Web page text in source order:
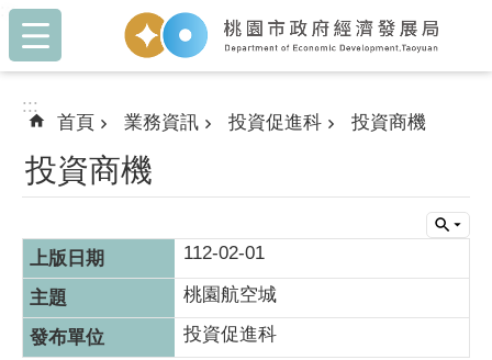
跳到主要內容區塊
:::
:::
首頁 業務資訊 投資促進科 投資商機
投資商機
112-02-01
桃園航空城
投資促進科